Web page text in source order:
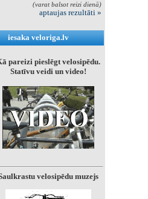
(varat balsot reizi dienā)
aptaujas rezultāti »
iesaka veloriga.lv
pareizi pieslēgt velosipēdu.
Statīvu veidi un video!
velosipēdu muzejs